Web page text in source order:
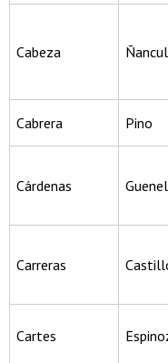
Cabeza
Cabrera Pino
Cárdenas Guenel
Carreras
Cartes